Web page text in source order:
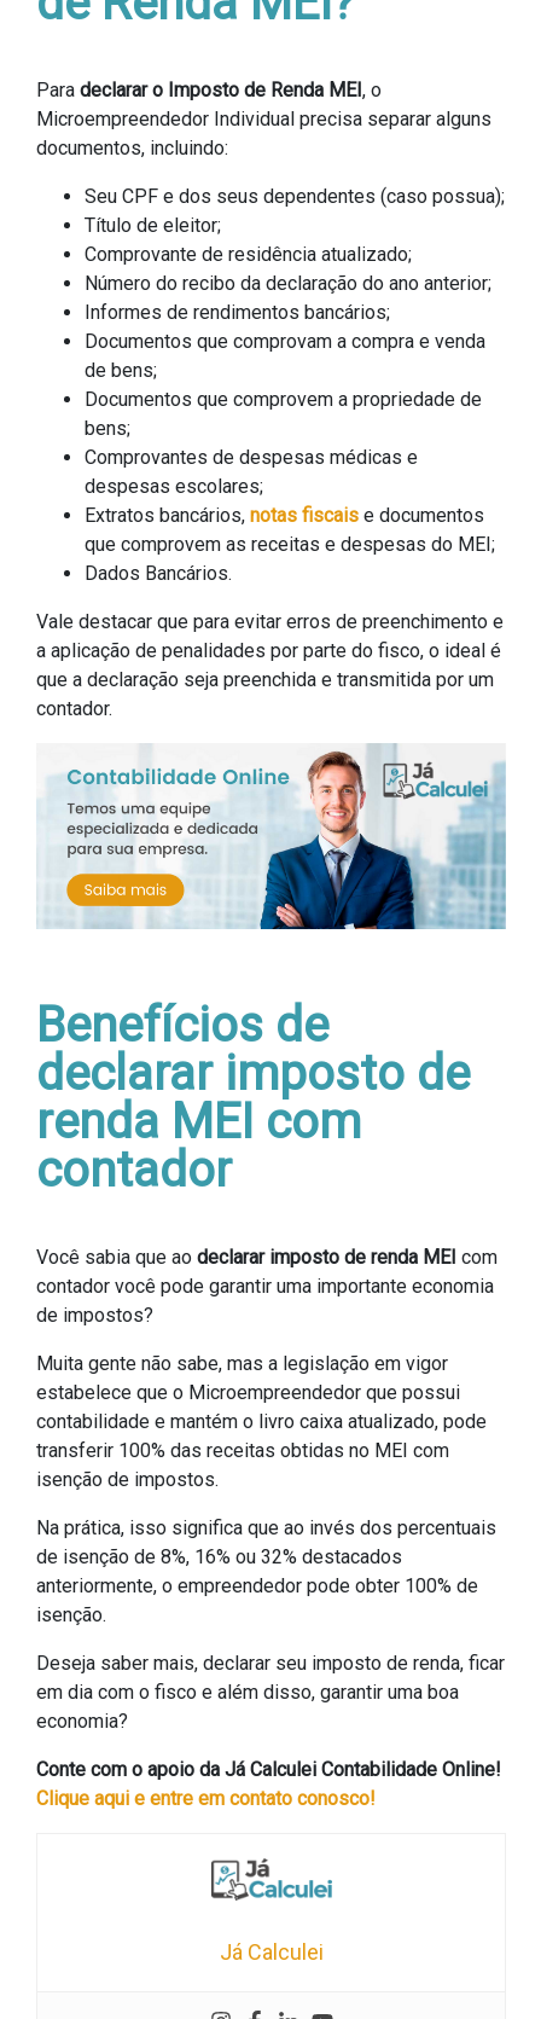
Para declarar o Imposto de Renda MEI, o
Microempreendedor Individual precisa separar alguns
documentos, incluindo:
Seu CPF e dos seus dependentes (caso possua);
Título de eleitor;
Comprovante de residência atualizado;
Número do recibo da declaração do ano anterior;
Informes de rendimentos bancários;
Documentos que comprovam a compra e venda
de bens;
Documentos que comprovem a propriedade de
bens;
Comprovantes de despesas médicas e
despesas escolares;
Extratos bancários, notas fiscais e documentos
que comprovem as receitas e despesas do MEI;
Dados Bancários.
Vale destacar que para evitar erros de preenchimento e
a aplicação de penalidades por parte do fisco, o ideal é
que a declaração seja preenchida e transmitida por um
contador.
Benefícios de
declarar imposto de
renda MEI com
contador
Você sabia que ao declarar imposto de renda MEI com
contador você pode garantir uma importante economia
de impostos?
Muita gente não sabe, mas a legislação em vigor
estabelece que o Microempreendedor que possui
contabilidade e mantém o livro caixa atualizado, pode
transferir 100% das receitas obtidas no MEI com
isenção de impostos.
Na prática, isso significa que ao invés dos percentuais
de isenção de 8%, 16% ou 32% destacados
anteriormente, o empreendedor pode obter 100% de
isenção.
Deseja saber mais, declarar seu imposto de renda, ficar
em dia com o fisco e além disso, garantir uma boa
economia?
Conte com o apoio da Já Calculei Contabilidade Online!
Clique aqui e entre em contato conosco!
Já Calculei